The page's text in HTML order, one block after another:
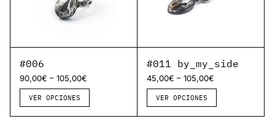
#006
90,00€ – 105,00€
VER OPCIONES
#011 by_my_side
45,00€ – 105,00€
VER OPCIONES